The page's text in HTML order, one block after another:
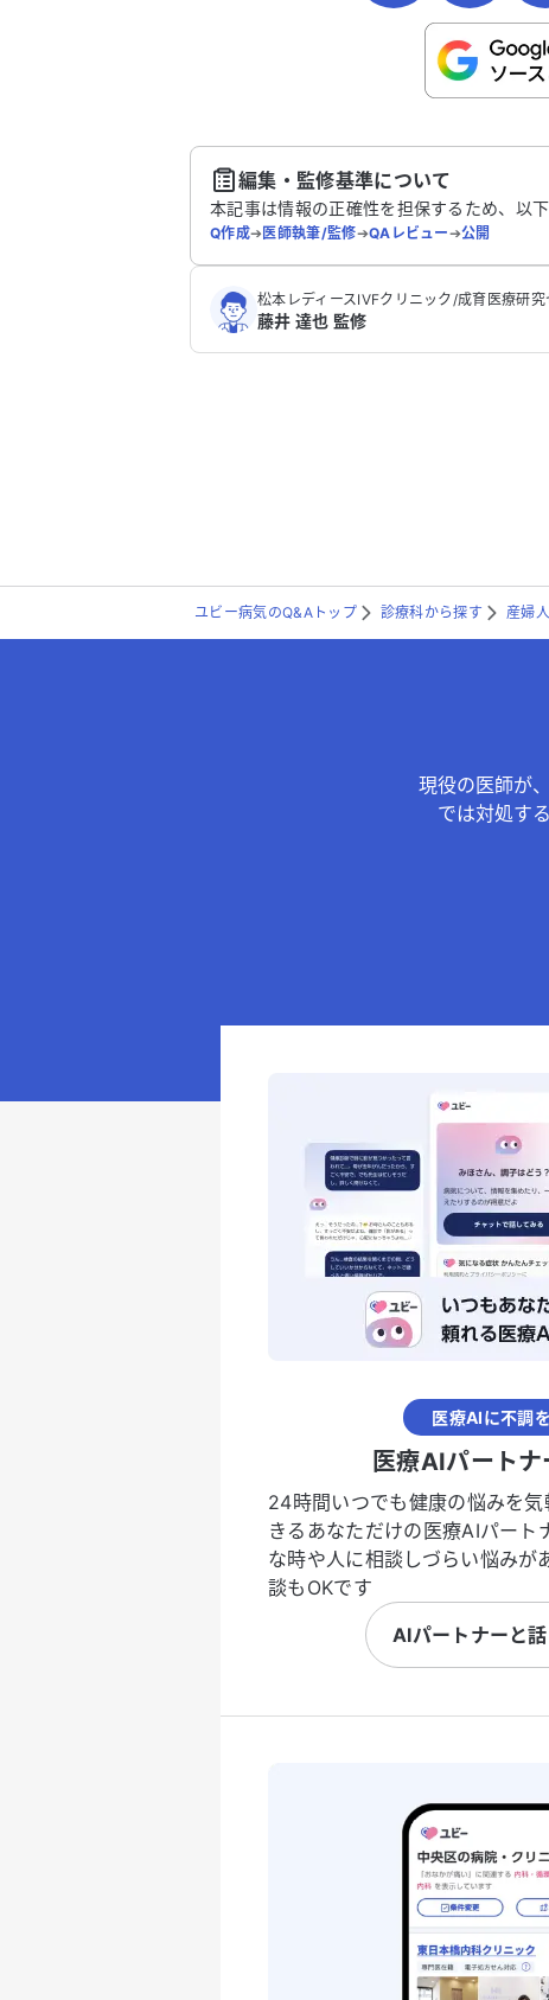
こちらは送信専用のフォームです。氏名や
編集・監修基準について
本記事は情報の正確性を担保するため、以
Q作成➔医師執筆/監修➔QAレビュー➔公開
松本レディースIVFクリニック/成育医療研
藤井 達也 監修
ユビー病気のQ&Aトップ 診療科から探す 産婦
現役の医師が
では対処す
医療AIに不調
医療AIパート
24時間いつでも健康の悩みを
きるあなただけの医療AIパート
な時や人に相談しづらい悩みが
談もOKです
AIパートナーと